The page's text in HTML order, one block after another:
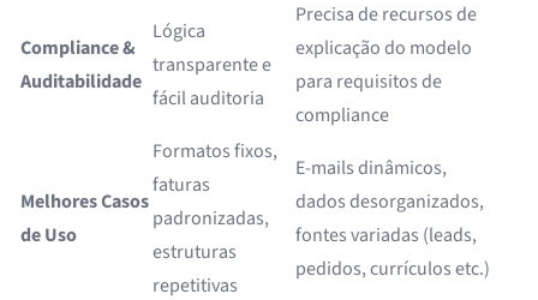
Compliance &
Auditabilidade
Lógica
transparente e
fácil auditoria
Precisa de recursos de
explicação do modelo
para requisitos de
compliance
Melhores Casos
de Uso
Formatos fixos,
faturas
padronizadas,
estruturas
repetitivas
E-mails dinâmicos,
dados desorganizados,
fontes variadas (leads,
pedidos, currículos etc.)